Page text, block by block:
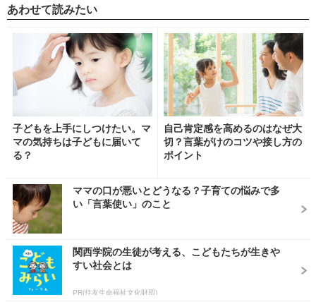
あわせて読みたい
子どもを上手にしつけたい。マ
マの気持ちは子どもに届いて
る？
自己肯定感を高めるのはなぜ大
切？言葉がけのコツや接し方の
ポイント
ママの口が悪いとどうなる？子育ての悩みで多
い「言葉使い」のこと
関西学院の生徒が考える、こどもたちが生きや
すい社会とは
PR(住友生命福祉文化財団)